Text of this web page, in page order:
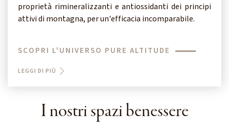
proprietà rimineralizzanti e antiossidanti dei principi
attivi di montagna, per un'efficacia incomparabile.
SCOPRI L'UNIVERSO PURE ALTITUDE
LEGGI DI PIÙ
I nostri spazi benessere